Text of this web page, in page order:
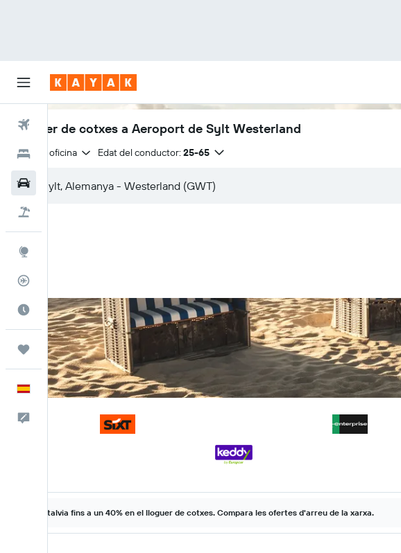
Vols
Hotels
Cotxes
El millor moment per viatjar
Viatges
Català
Lloguer de cotxes a Aeroport de Sylt Westerland
Mateixa oficina Edat del conductor: 25-65
Estalvia fins a un 40% en el lloguer de cotxes. Compara les ofertes d'arreu de la xarxa.